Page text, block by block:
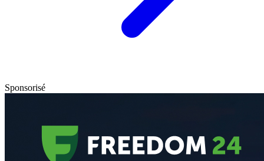
Sponsorisé